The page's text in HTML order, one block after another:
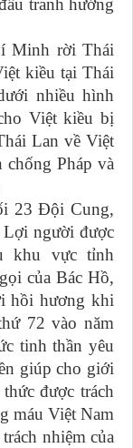
tranh hướng
Minh rời Thái
kiều tại Thái
nhiều hình
Việt kiều bị
Lan về Việt
Pháp và
23 Đội Cung,
người được
khu vực tỉnh
của Bác Hồ,
hồi hương khi
72 vào năm
tinh thần yêu
giúp cho giới
được trách
máu Việt Nam
nhiệm của